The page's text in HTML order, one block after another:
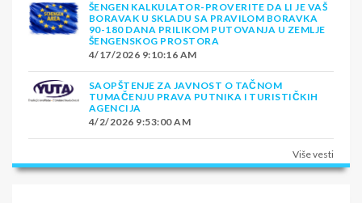
ŠENGEN KALKULATOR-PROVERITE DA LI JE VAŠ
BORAVAK U SKLADU SA PRAVILOM BORAVKA
90-180 DANA PRILIKOM PUTOVANJA U ZEMLJE
ŠENGENSKOG PROSTORA
4/17/2026 9:10:16 AM
SAOPŠTENJE ZA JAVNOST O TAČNOM
TUMAČENJU PRAVA PUTNIKA I TURISTIČKIH
AGENCIJA
4/2/2026 9:53:00 AM
Više vesti